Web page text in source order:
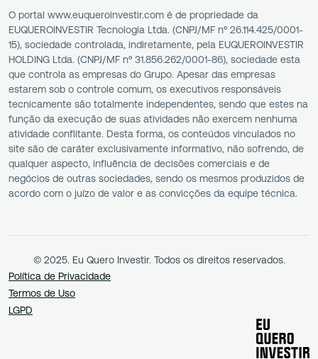
O portal www.euqueroinvestir.com é de propriedade da
EUQUEROINVESTIR Tecnologia Ltda. (CNPJ/MF nº 26.114.425/0001-
15), sociedade controlada, indiretamente, pela EUQUEROINVESTIR
HOLDING Ltda. (CNPJ/MF nº 31.856.262/0001-86), sociedade esta
que controla as empresas do Grupo. Apesar das empresas
estarem sob o controle comum, os executivos responsáveis
tecnicamente são totalmente independentes, sendo que estes na
função da execução de suas atividades não exercem nenhuma
atividade conflitante. Desta forma, os conteúdos vinculados no
site são de caráter exclusivamente informativo, não sofrendo, de
qualquer aspecto, influência de decisões comerciais e de
negócios de outras sociedades, sendo os mesmos produzidos de
acordo com o juízo de valor e as convicções da equipe técnica.
© 2025. Eu Quero Investir. Todos os direitos reservados.
Política de Privacidade
Termos de Uso
LGPD